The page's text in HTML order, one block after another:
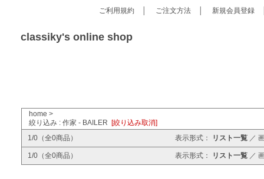
ご利用規約│ ご注文方法│ 新規会員登録
classiky's online shop
home >
絞り込み : 作家 - BAILER [絞り込み取消]
1/0（全0商品）
表示形式： リスト一覧 ／
1/0（全0商品） 表示形式： リスト一覧 ／